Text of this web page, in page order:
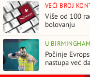
VEĆI BROJ
Više od 100
bolovanju
U
Počinje
nastupa već